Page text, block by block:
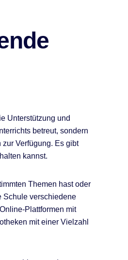
Unterstützung und
betreut, sondern
Verfügung. Es gibt
kannst.
Themen hast oder
Schule verschiedene
Plattformen mit
mit einer Vielzahl